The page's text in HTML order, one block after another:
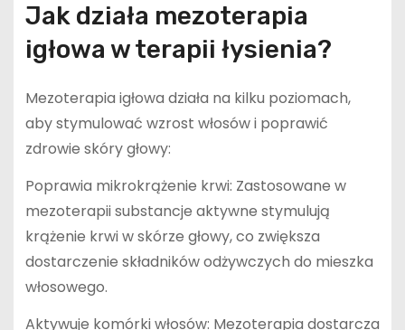
Jak działa mezoterapia
igłowa w terapii łysienia?
Mezoterapia igłowa działa na kilku poziomach,
aby stymulować wzrost włosów i poprawić
zdrowie skóry głowy:
Poprawia mikrokrążenie krwi: Zastosowane w
mezoterapii substancje aktywne stymulują
krążenie krwi w skórze głowy, co zwiększa
dostarczenie składników odżywczych do mieszka
włosowego.
Aktywuje komórki włosów: Mezoterapia dostarcza